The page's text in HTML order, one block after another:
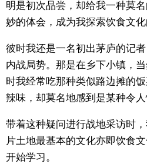
明是初次品尝，却给我一种莫
妙的体会，成为我探索饮食文化
彼时我还是一名初出茅庐的记
内战局势。那是在乡下小镇，
时我经常吃那种类似路边摊的
辣味，却莫名地感到是某种令人
带着这种疑问进行战地采访时
片土地最基本的文化亦即饮食
开始学习。